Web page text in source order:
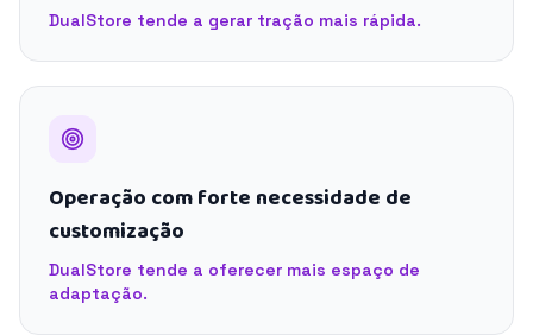
DualStore tende a gerar tração mais rápida.
Operação com forte necessidade de
customização
DualStore tende a oferecer mais espaço de
adaptação.